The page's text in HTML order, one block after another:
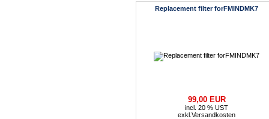
Replacement filter forFMINDMK7
99,00 EUR
incl. 20 % UST
exkl. Versandkosten